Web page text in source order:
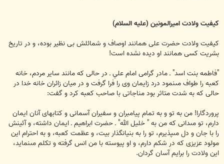
كيفيت ولادت اميرالمونين (عليه السلام)
كيفيت ولادت حضرت على همانند اوصاف و شمائلش بى نظير بوده، و در تاريخ
بشريت كسى همانند او ديده نشده است!
"فاطمه بنت اسد" ـ مادر گرامى امام علي ‌ـ در حالى كه مانند ساير مردم، خانه‏
كعبه را طواف مى‏نمود درد زايمان وى را فرا گرفت و در ميان زائران خانه خدا در
حالى كه به شدت متاثر بود مناجاتى با صاحب كعبه كرد و گفت:
پروردگارا! من به تو و به تمام پيامبران و سفيران آسمانى و كتاب‏هاى آنان ايمان
دارم، تو مى‏دانى كه من به " خليل الله" ـ حضرت ابراهيم ـ ايمان داشته، و آئينش
را با جان و دل مى‏پذيرم، تو را به بنيانگذار بيت، و عظمت كعبه، و به احترام اين
مولود عزيزى كه در شكم دارم، و او پيوسته با من انس گرفته و تكلم مى‏نمايد،
اين ولادت را برايم آسان گردان.